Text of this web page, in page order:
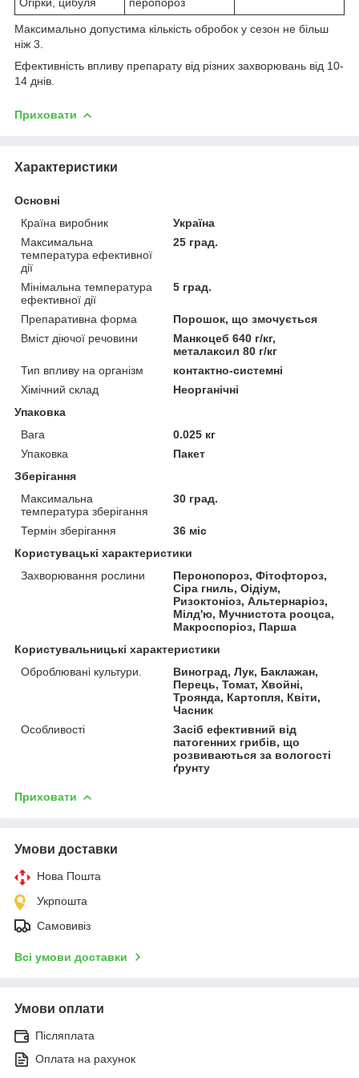
Максимально допустима кількість обробок у сезон не більш
ніж 3.
Ефективність впливу препарату від різних захворювань від 10-
14 днів.
Приховати
Характеристики
Основні
Країна виробник
Україна
Максимальна
температура ефективної
дії
25 град.
Мінімальна температура
ефективної дії
5 град.
Препаративна форма
Порошок, що змочується
Вміст діючої речовини
Манкоцеб 640 г/кг,
металаксил 80 г/кг
Тип впливу на організм
контактно-системні
Хімічний склад
Неорганічні
Упаковка
Вага
0.025 кг
Упаковка
Пакет
Зберігання
Максимальна
температура зберігання
30 град.
Термін зберігання
36 міс
Користувацькi характеристики
Захворювання рослини
Перонопороз, Фітофтороз,
Сіра гниль, Оідіум,
Ризоктоніоз, Альтернаріоз,
Мілд'ю, Мучнистота рооцса,
Макроспоріоз, Парша
Користувальницькі характеристики
Оброблювані культури.
Виноград, Лук, Баклажан,
Перець, Томат, Хвойні,
Троянда, Картопля, Квіти,
Часник
Особливості
Засіб ефективний від
патогенних грибів, що
розвиваються за вологості
ґрунту
Приховати
Умови доставки
Нова Пошта
Укрпошта
Самовивіз
Всі умови доставки
Умови оплати
Післяплата
Оплата на рахунок